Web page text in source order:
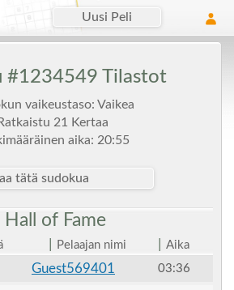
Uusi Peli
#1234549 Tilastot
vaikeustaso: Vaikea
Ratkaistu 21 Kertaa
aika: 20:55
tätä sudokua
Hall of Fame
Pelaajan nimi
Aika
Guest569401 03:36